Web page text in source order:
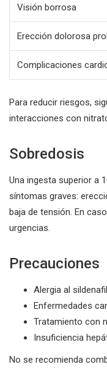
Visión borrosa
Erección dolorosa
Complicaciones
Para reducir riesgos,
interacciones con
Sobredosis
Una ingesta superior a
síntomas graves:
baja de tensión. En
urgencias.
Precauciones
Alergia al
Enfermedades
Tratamiento con
Insuficiencia
No se recomienda